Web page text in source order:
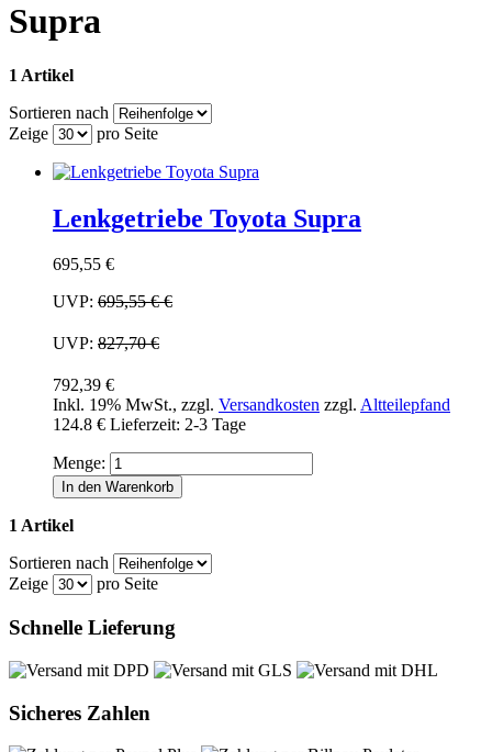
Supra
1 Artikel
Sortieren nach
Zeige
pro Seite
Lenkgetriebe Toyota Supra
695,55 €
UVP: 695,55 €€
UVP: 827,70 €
792,39 €
Inkl. 19% MwSt., zzgl. Versandkosten zzgl. Altteilepfand
124.8 € Lieferzeit: 2-3 Tage
Menge:
In den Warenkorb
1 Artikel
Sortieren nach
Zeige
pro Seite
Schnelle Lieferung
Sicheres Zahlen